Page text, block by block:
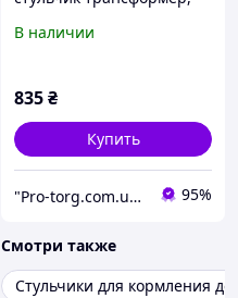
подарок слюнявчик
В наличии
835₴
Купить
"Pro-torg.com.ua" - интернет-магазин детских товаров и игрушек 95%
Смотри также
Стульчики для кормления